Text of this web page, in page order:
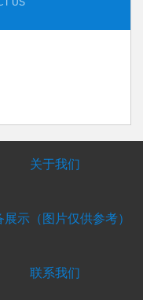
US
关于我们
展示（图片仅供参考）
联系我们